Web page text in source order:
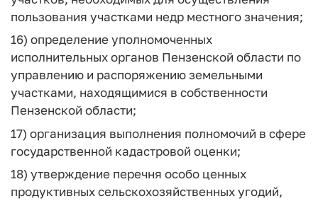
пользования участками недр местного значения;
16) определение уполномоченных
исполнительных органов Пензенской области по
управлению и распоряжению земельными
участками, находящимися в собственности
Пензенской области;
17) организация выполнения полномочий в сфере
государственной кадастровой оценки;
18) утверждение перечня особо ценных
продуктивных сельскохозяйственных угодий,